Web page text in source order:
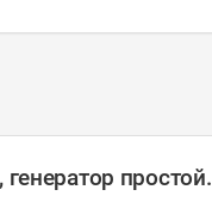
простой.